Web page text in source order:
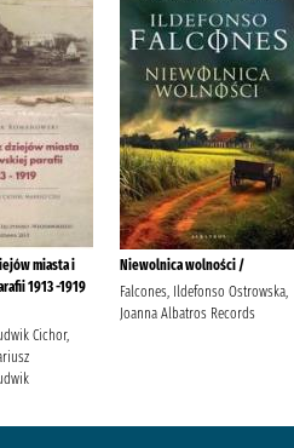
miasta i
1913 -1919
Cichor,
Niewolnica wolności /
Falcones, Ildefonso Ostrowska,
Joanna Albatros Records